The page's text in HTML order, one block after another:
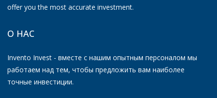
offer you the most accurate investment.
О НАС
Invento Invest - вместе с нашим опытным персоналом мы
работаем над тем, чтобы предложить вам наиболее
точные инвестиции.